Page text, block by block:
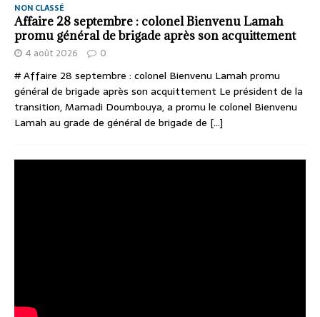
NON CLASSÉ
Affaire 28 septembre : colonel Bienvenu Lamah
promu général de brigade après son acquittement
4 août 2026 0
# Affaire 28 septembre : colonel Bienvenu Lamah promu
général de brigade après son acquittement Le président de la
transition, Mamadi Doumbouya, a promu le colonel Bienvenu
Lamah au grade de général de brigade de [...]